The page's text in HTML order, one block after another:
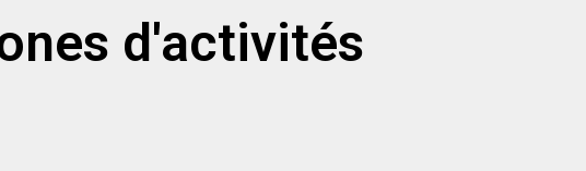
d'activités